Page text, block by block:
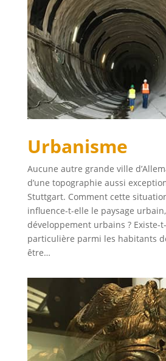
Urbanisme
Aucune autre grande ville
d’une topographie aussi
Stuttgart. Comment cette
influence-t-elle le paysage
développement urbains ? Existe-
particulière parmi les habitants
être…